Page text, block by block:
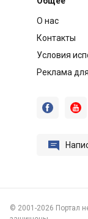
О нас
Контакты
Условия
Реклама
 

© 2001-2026 Портал